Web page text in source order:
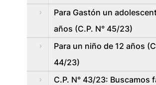
Para Gastón un
años (C.P. N° 45/23)
Para un niño de 12 años
44/23)
C.P. N° 43/23: Buscamos